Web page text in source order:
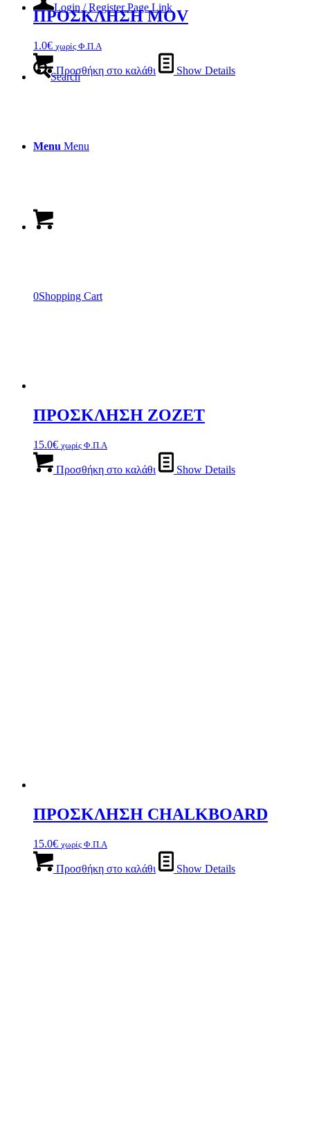
Login / Register Page Link
Search
Menu Menu
0Shopping Cart
ΠΡΟΣΚΛΗΣΗ MOV
1.0€ χωρίς Φ.Π.Α
Προσθήκη στο καλάθι Show Details
ΠΡΟΣΚΛΗΣΗ ZOZET
15.0€ χωρίς Φ.Π.Α
Προσθήκη στο καλάθι Show Details
ΠΡΟΣΚΛΗΣΗ CHALKBOARD
15.0€ χωρίς Φ.Π.Α
Προσθήκη στο καλάθι Show Details